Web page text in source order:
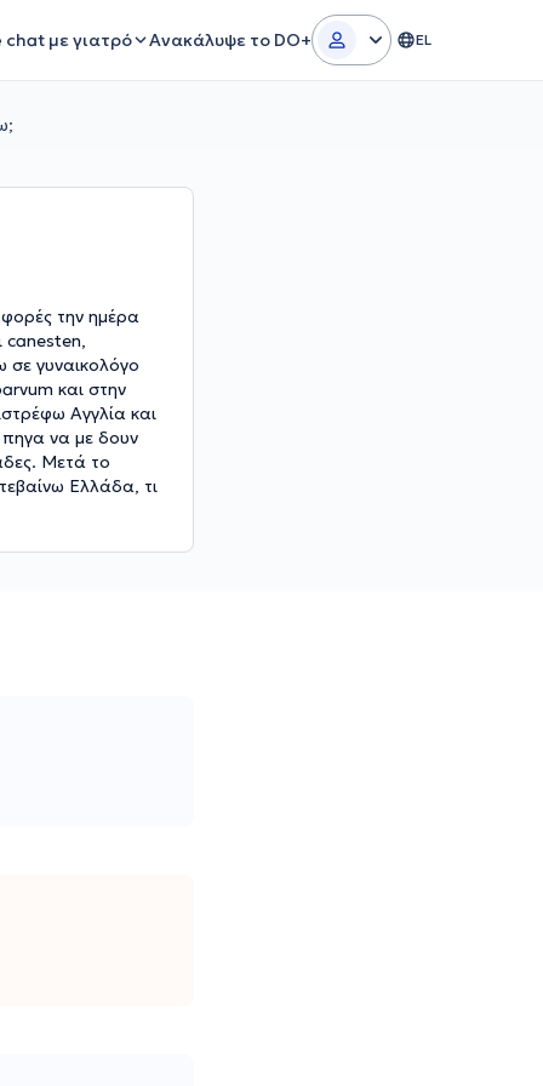
chat με γιατρό Ανακάλυψε το DO+ EL
την ημέρα
canesten,
γυναικολόγο
και στην
Αγγλία και
να με δουν
Μετά το
Ελλάδα, τι